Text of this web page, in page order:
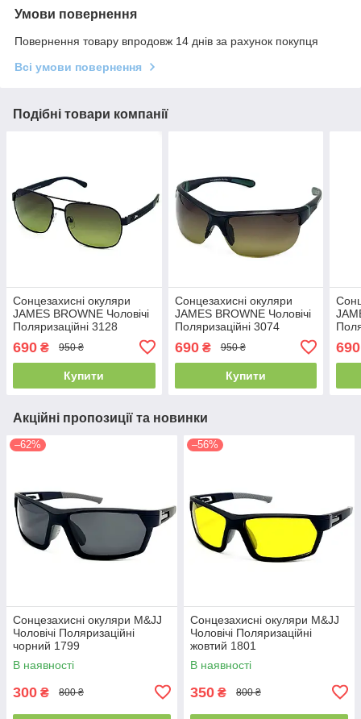
Умови повернення
Повернення товару впродовж 14 днів за рахунок покупця
Всі умови повернення
Подібні товари компанії
Сонцезахисні окуляри
JAMES BROWNE Чоловічі
Поляризаційні 3128
690 ₴ 950 ₴
Купити
Сонцезахисні окуляри
JAMES BROWNE Чоловічі
Поляризаційні 3074
690₴ 950 ₴
Купити
690
Акційні пропозиції та новинки
–62%
Сонцезахисні окуляри M&JJ
Чоловічі Поляризаційні
чорний 1799
В наявності
300 ₴ 800 ₴
–56%
Сонцезахисні окуляри M&JJ
Чоловічі Поляризаційні
жовтий 1801
В наявності
350 ₴ 800 ₴